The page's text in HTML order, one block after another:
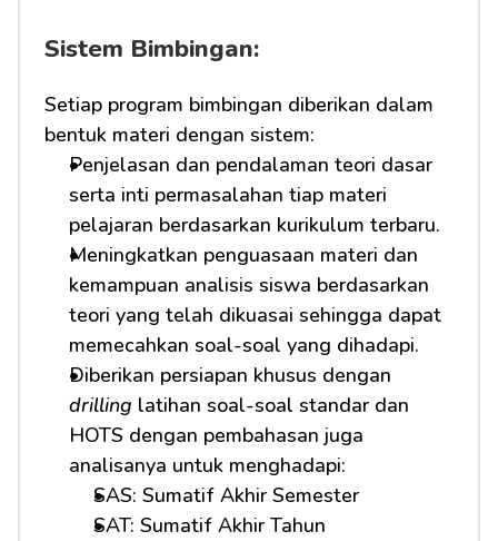
Sistem Bimbingan:
Setiap program bimbingan diberikan dalam
bentuk materi dengan sistem:
Penjelasan dan pendalaman teori dasar
serta inti permasalahan tiap materi
pelajaran berdasarkan kurikulum terbaru.
Meningkatkan penguasaan materi dan
kemampuan analisis siswa berdasarkan
teori yang telah dikuasai sehingga dapat
memecahkan soal-soal yang dihadapi.
drilling latihan soal-soal standar dan
HOTS dengan pembahasan juga
analisanya untuk menghadapi:
SAS: Sumatif Akhir Semester
SAT: Sumatif Akhir Tahun